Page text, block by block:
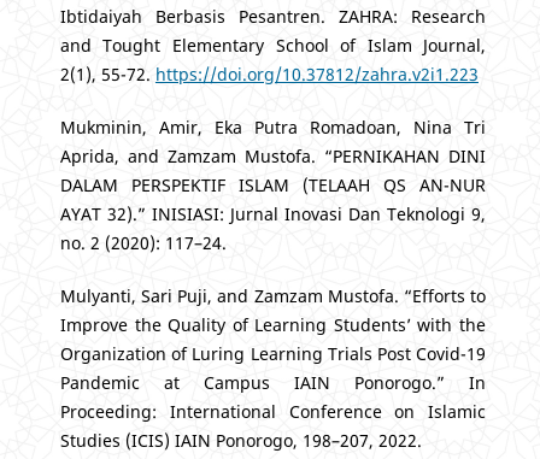
Ibtidaiyah Berbasis Pesantren. ZAHRA: Research
and Tought Elementary School of Islam Journal,
2(1), 55-72. https://doi.org/10.37812/zahra.v2i1.223
Mukminin, Amir, Eka Putra Romadoan, Nina Tri
Aprida, and Zamzam Mustofa. “PERNIKAHAN DINI
DALAM PERSPEKTIF ISLAM (TELAAH QS AN-NUR
AYAT 32).” INISIASI: Jurnal Inovasi Dan Teknologi 9,
no. 2 (2020): 117–24.
Mulyanti, Sari Puji, and Zamzam Mustofa. “Efforts to
Improve the Quality of Learning Students’ with the
Organization of Luring Learning Trials Post Covid-19
Pandemic at Campus IAIN Ponorogo.” In
Proceeding: International Conference on Islamic
Studies (ICIS) IAIN Ponorogo, 198–207, 2022.